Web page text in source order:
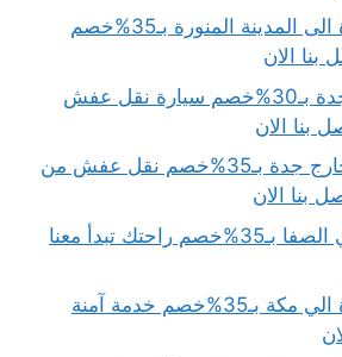
نقل عفش من جدة الى المدينة المنورة بـ35%خصم
بنا الان
سيارة نقل عفش جدة بـ30%خصم سيارة نقل عفش
بنا الان
شركة نقل عفش خارج جدة بـ35%خصم نقل عفش من
بنا الان
نقل عفش جدة حي الصفا بـ35%خصم راحتك تبدأ معنا
نقل عفش من جدة الي مكة بـ35%خصم خدمة آمنة